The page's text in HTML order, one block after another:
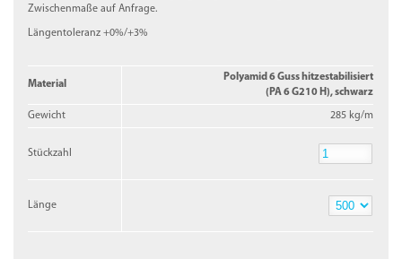
Zwischenmaße auf Anfrage.
Längentoleranz +0%/+3%
Material
Polyamid 6 Guss hitzestabilisiert
(PA 6 G210 H), schwarz
Gewicht 285 kg/m
Stückzahl
Länge